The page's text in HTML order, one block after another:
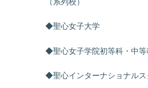
◆聖心女子大学
◆聖心女子学院初等科・中等
◆聖心インターナショナルス